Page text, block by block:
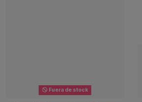
Fuera de stock